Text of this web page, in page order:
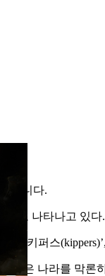
아니다.
태로 나타나고 있
를 ‘키퍼스
들은 나라를 막론